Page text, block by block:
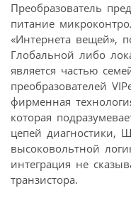
Преобразователь
питание
«Интернета вещей»,
Глобальной либо
является частью
преобразователей
фирменная
которая
цепей диагностики,
высоковольтной
интеграция не
транзистора.